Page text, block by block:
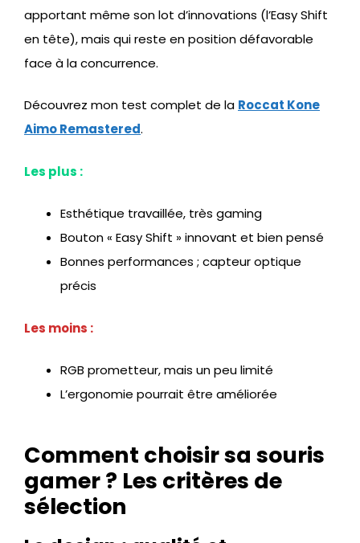
apportant même son lot d’innovations (l’Easy Shift
en tête), mais qui reste en position défavorable
face à la concurrence.
Découvrez mon test complet de la Roccat Kone
Aimo Remastered.
Les plus :
Esthétique travaillée, très gaming
Bouton « Easy Shift » innovant et bien pensé
Bonnes performances ; capteur optique
précis
Les moins :
RGB prometteur, mais un peu limité
L’ergonomie pourrait être améliorée
Comment choisir sa souris
gamer ? Les critères de
sélection